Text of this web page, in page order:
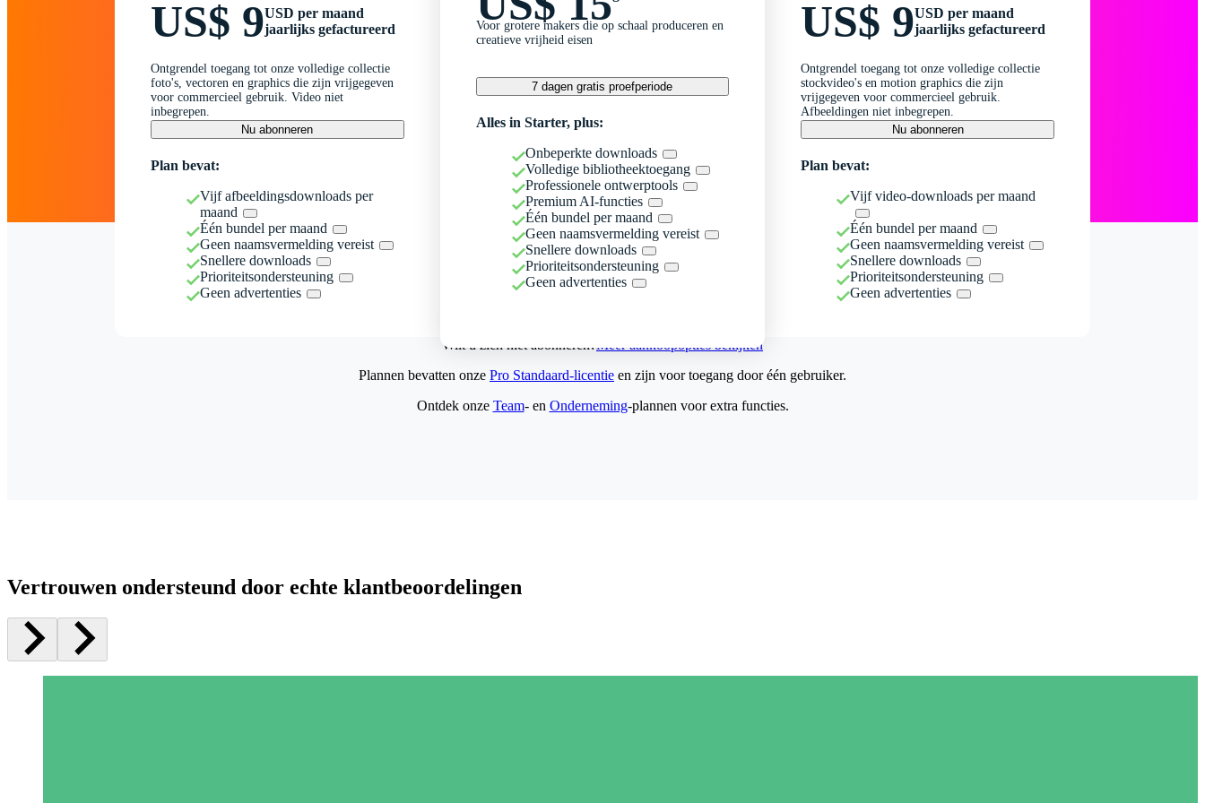
US$ 9USD per maand
jaarlijks gefactureerd
Ontgrendel toegang tot onze volledige collectie
foto's, vectoren en graphics die zijn vrijgegeven
voor commercieel gebruik. Video niet
inbegrepen.
Nu abonneren
Plan bevat:
Vijf afbeeldingsdownloads per
maand
Één bundel per maand
Geen naamsvermelding vereist
Snellere downloads
Prioriteitsondersteuning
Geen advertenties
Voor grotere makers die op schaal produceren en
creatieve vrijheid eisen
7 dagen gratis proefperiode
Alles in Starter, plus:
Onbeperkte downloads
Volledige bibliotheektoegang
Professionele ontwerptools
Premium AI-functies
Één bundel per maand
Geen naamsvermelding vereist
Snellere downloads
Prioriteitsondersteuning
Geen advertenties
US$ 9USD per maand
jaarlijks gefactureerd
Ontgrendel toegang tot onze volledige collectie
stockvideo's en motion graphics die zijn
vrijgegeven voor commercieel gebruik.
Afbeeldingen niet inbegrepen.
Nu abonneren
Plan bevat:
Vijf video-downloads per maand
Één bundel per maand
Geen naamsvermelding vereist
Snellere downloads
Prioriteitsondersteuning
Geen advertenties
Wilt u zich niet abonneren?Meer aankoopopties bekijken
Plannen bevatten onze Pro Standaard-licentie en zijn voor toegang door één gebruiker.
Ontdek onze Team- en Onderneming-plannen voor extra functies.
Vertrouwen ondersteund door echte klantbeoordelingen